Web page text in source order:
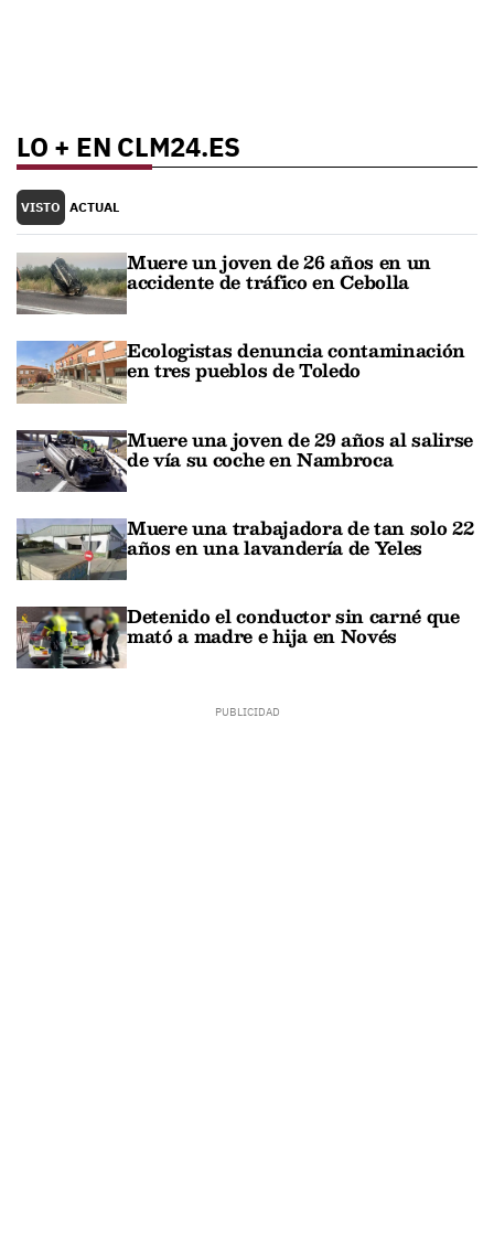
LO + EN CLM24.ES
VISTO ACTUAL
Muere un joven de 26 años en un
accidente de tráfico en Cebolla
Ecologistas denuncia contaminación
en tres pueblos de Toledo
Muere una joven de 29 años al salirse
de vía su coche en Nambroca
Muere una trabajadora de tan solo 22
años en una lavandería de Yeles
Detenido el conductor sin carné que
mató a madre e hija en Novés